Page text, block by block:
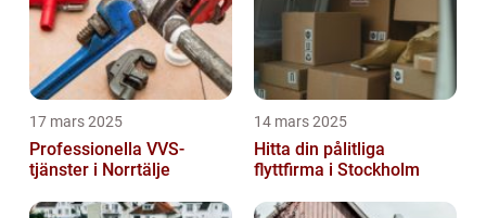
17 mars 2025
Professionella VVS-
tjänster i Norrtälje
14 mars 2025
Hitta din pålitliga
flyttfirma i Stockholm